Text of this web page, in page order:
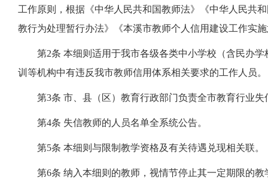
工作原则，根据《中华人民共和国教师法》《中华人民共
教行为处理暂行办法》《本溪市教师个人信用建设工作实
第2条 本细则适用于我市各级各类中小学校（含民办
训等机构中有违反我市教师信用体系相关要求的工作人员。
第3条 市、县（区）教育行政部门负责全市教育行业
第4条 失信教师的人员名单全系统公告。
第5条 本细则与限制教学资格及有关待遇兑现相关联。
第6条 纳入本细则的教师，视情节停止其一定期限的